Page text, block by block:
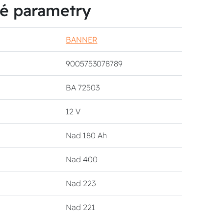
parametry
BANNER
9005753078789
BA 72503
12 V
Nad 180 Ah
Nad 400
Nad 223
Nad 221